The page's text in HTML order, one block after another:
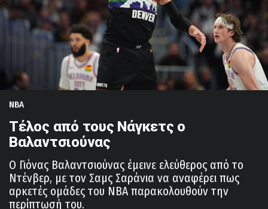
NBA
Τέλος από τους Νάγκετς ο
Βαλαντσιούνας
Ο Γιόνας Βαλαντσιούνας έμεινε ελεύθερος από το
Ντένβερ, με τον Σαμς Σαράνια να αναφέρει πως
αρκετές ομάδες του ΝΒΑ παρακολουθούν την
περίπτωσή του.